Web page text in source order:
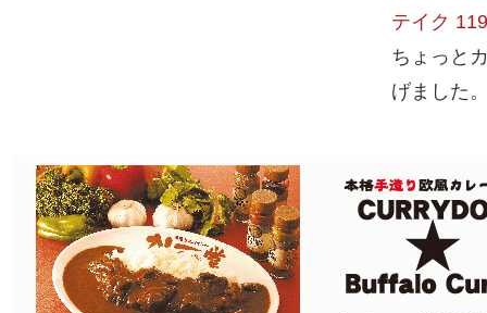
テイク
ちょっと
げました